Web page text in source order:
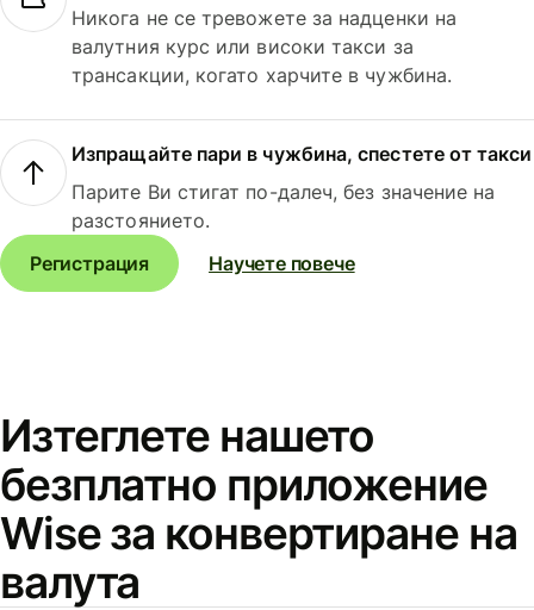
Никога не се тревожете за надценки на
валутния курс или високи такси за
трансакции, когато харчите в чужбина.
Изпращайте пари в чужбина, спестете от такси
Парите Ви стигат по-далеч, без значение на
разстоянието.
Регистрация
Научете повече
Изтеглете нашето
безплатно приложение
Wise за конвертиране на
валута